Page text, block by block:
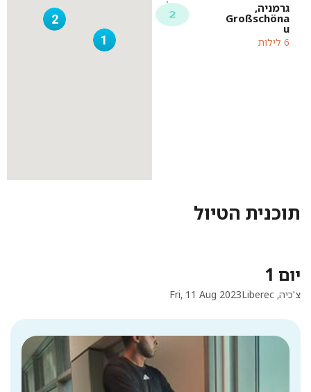
גרמניה,
Großschöna
u
6 לילות
2
1
תוכנית הטיול
יום 1
Fri, 11 Aug 2023 צ'כיה, Liberec